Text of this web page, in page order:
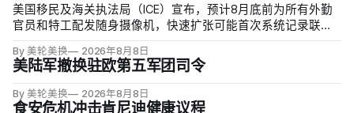
美国移民及海关执法局（ICE）宣布，预计8月底前为所有外勤
官员和特工配发随身摄像机，快速扩张可能首次系统记录联邦
代理局长戴维·文图雷拉（David J. Venturella）称，涉及羁押中
重伤或死亡的录像若影响调查或隐私即…
By 美轮美换 2026年8月8日
美陆军撤换驻欧第五军团司令
By 美轮美换 2026年8月8日
食安危机冲击肯尼迪健康议程